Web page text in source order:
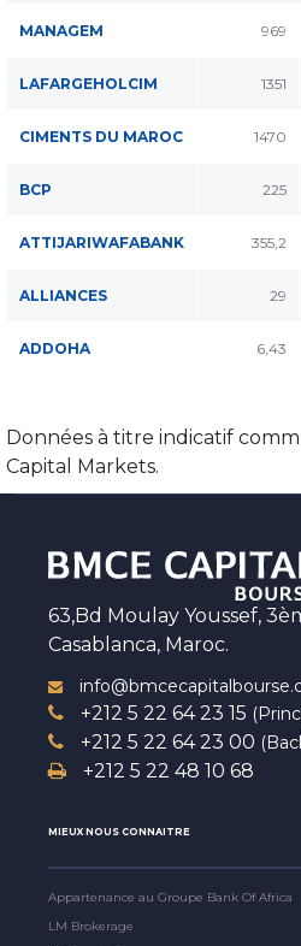
MANAGEM 969
LAFARGEHOLCIM 1351
CIMENTS DU MAROC 1470
BCP 225
ATTIJARIWAFABANK 355,2
ALLIANCES 29
ADDOHA 6,43
Données à titre indicatif
Capital Markets.
63,Bd Moulay Youssef,
Casablanca, Maroc.
+212 5 22 64 23 15
+212 5 22 64 23 00
+212 5 22 48 10 68
MIEUX NOUS CONNAITRE
Appartenance au Groupe Bank Of Africa
LM Brokerage